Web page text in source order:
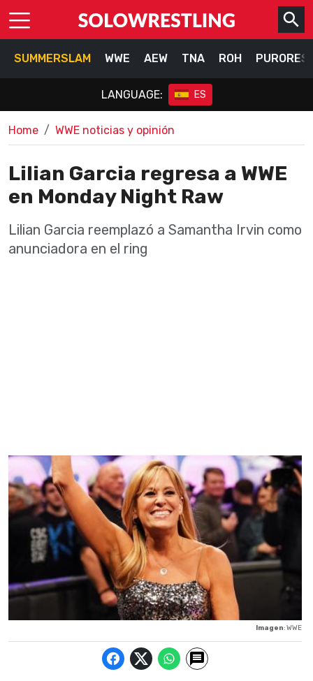
SUMMERSLAM WWE AEW TNA ROH
LANGUAGE: ES
Home WWE noticias y opinión
Lilian Garcia regresa a WWE
en Monday Night Raw
Lilian Garcia reemplazó a Samantha Irvin como
anunciadora en el ring
Imagen: WWE